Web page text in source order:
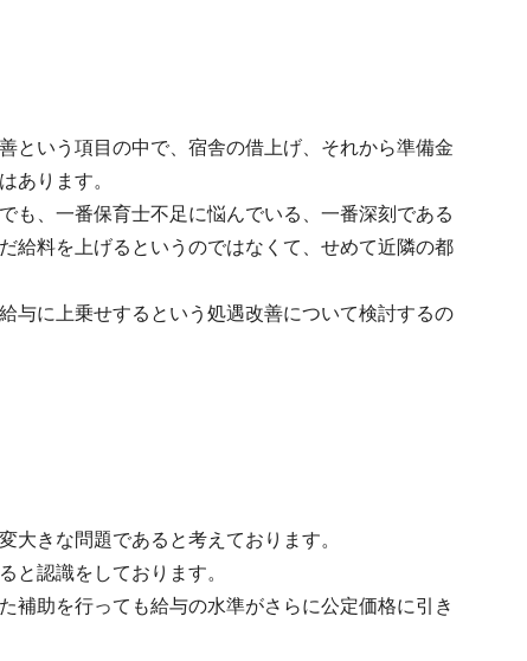
という項目の中で、宿舎の借上げ、それから準備金
あります。
も、一番保育士不足に悩んでいる、一番深刻である
給料を上げるというのではなくて、せめて近隣の都
与に上乗せするという処遇改善について検討するの
大きな問題であると考えております。
と認識をしております。
補助を行っても給与の水準がさらに公定価格に引き